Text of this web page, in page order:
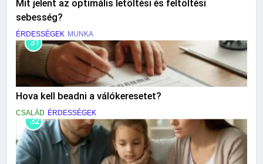
Mit jelent az optimális letöltési és feltöltési
sebesség?
ÉRDESSÉGEK MUNKA
31
Hova kell beadni a válókeresetet?
CSALÁD ÉRDESSÉGEK
32